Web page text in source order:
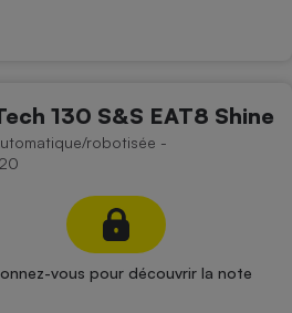
130 S&S EAT8 Shine
robotisée -
vous pour découvrir la note